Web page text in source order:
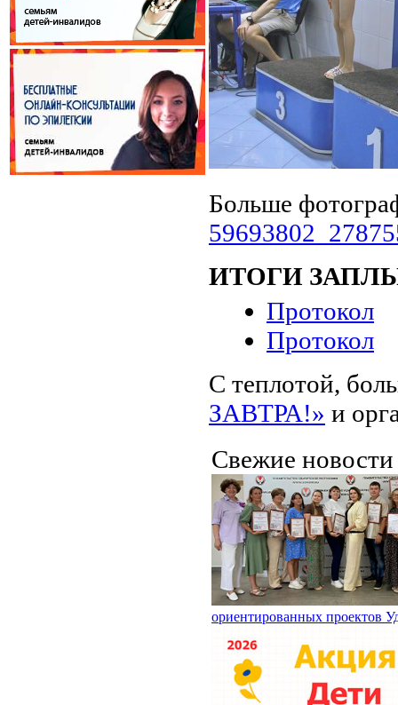
Больше
ИТОГИ
Протокол
Протокол
С теплотой,
ЗАВТРА!» и
Свежие
ориентированных проектов